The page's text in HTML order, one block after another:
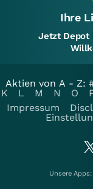
Ihre
Jetzt Depot
Aktien von A - Z:
K
L M N O
Impressum
Unsere Apps: